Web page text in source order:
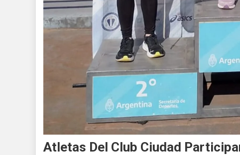
Atletas Del Club Ciudad